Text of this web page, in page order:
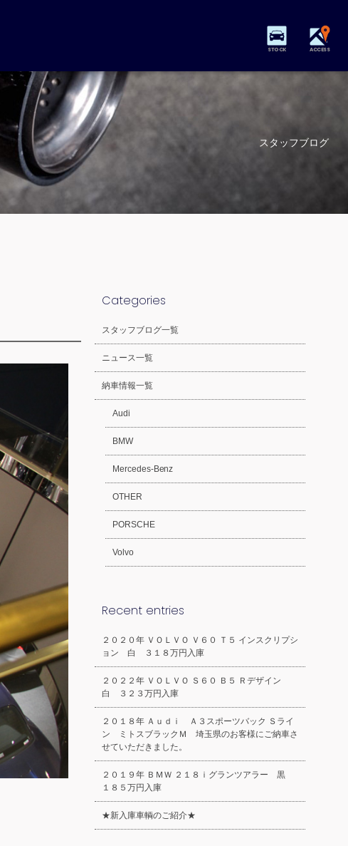
STOCK ACCESS
スタッフブログ
Categories
スタッフブログ一覧
ニュース一覧
納車情報一覧
Audi
BMW
Mercedes-Benz
OTHER
PORSCHE
Volvo
Recent entries
２０２０年 ＶＯＬＶＯ Ｖ６０ Ｔ５ インスクリプシ
ョン 白 ３１８万円入庫
２０２２年 ＶＯＬＶＯ Ｓ６０ Ｂ５ Ｒデザイン
白 ３２３万円入庫
２０１８年 Ａｕｄｉ Ａ３スポーツバック Ｓライ
ン ミトスブラックＭ 埼玉県のお客様にご納車さ
せていただきました。
２０１９年 ＢＭＷ ２１８ｉグランツアラー 黒
１８５万円入庫
★新入庫車輌のご紹介★